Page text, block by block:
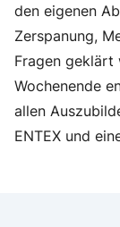
den eigenen
Zerspanung,
Fragen geklärt
Wochenende
allen
ENTEX und